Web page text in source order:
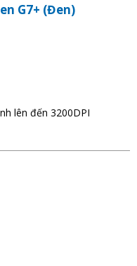
G7+ (Đen)
lên đến 3200DPI